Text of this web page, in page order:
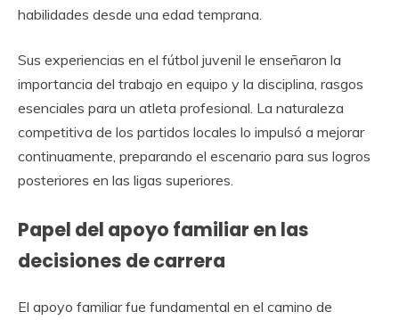
habilidades desde una edad temprana.
Sus experiencias en el fútbol juvenil le enseñaron la
importancia del trabajo en equipo y la disciplina, rasgos
esenciales para un atleta profesional. La naturaleza
competitiva de los partidos locales lo impulsó a mejorar
continuamente, preparando el escenario para sus logros
posteriores en las ligas superiores.
Papel del apoyo familiar en las
decisiones de carrera
El apoyo familiar fue fundamental en el camino de